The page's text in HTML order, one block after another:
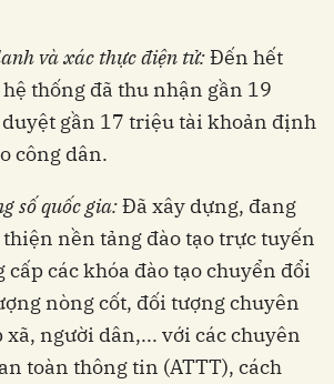
và xác thực điện tử:Đến hết
thống đã thu nhận gần 19
gần 17 triệu tài khoản định
công dân.
số quốc gia:Đã xây dựng, đang
nền tảng đào tạo trực tuyến
cấp các khóa đào tạo chuyển đổi
nòng cốt, đối tượng chuyên
xã, người dân,... với các chuyên
toàn thông tin (ATTT), cách